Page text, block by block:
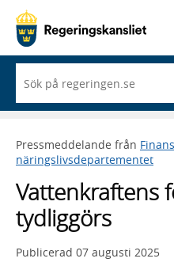
du
börjar
skriva
framträder
en
med
sökförslag
Pressmeddelande från
näringslivsdepartementet
Vattenkraftens
tydliggörs
Publicerad 07 augusti 2025